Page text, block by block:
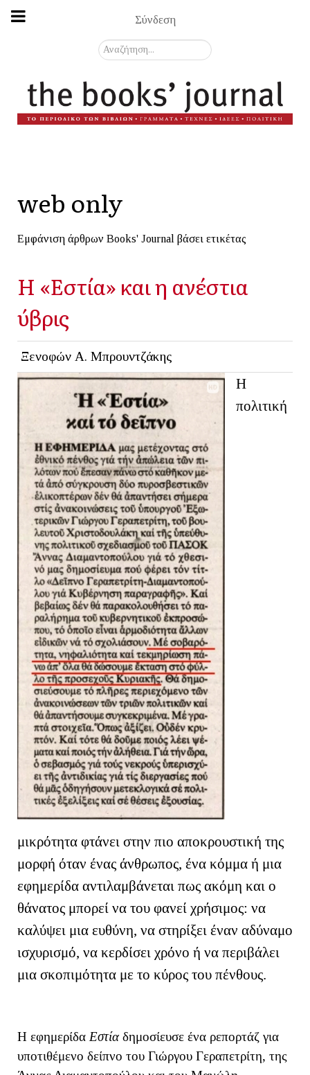
Σύνδεση
Αναζήτηση...
web only
Εμφάνιση άρθρων Books' Journal βάσει ετικέτας
Η «Εστία» και η ανέστια
ύβρις
Ξενοφών Α. Μπρουντζάκης
Η
πολιτική
μικρότητα φτάνει στην πιο αποκρουστική της
μορφή όταν ένας άνθρωπος, ένα κόμμα ή μια
εφημερίδα αντιλαμβάνεται πως ακόμη και ο
θάνατος μπορεί να του φανεί χρήσιμος: να
καλύψει μια ευθύνη, να στηρίξει έναν αδύναμο
ισχυρισμό, να κερδίσει χρόνο ή να περιβάλει
μια σκοπιμότητα με το κύρος του πένθους.
Η εφημερίδα Εστίαδημοσίευσε ένα ρεπορτάζ για
υποτιθέμενο δείπνο του Γιώργου Γεραπετρίτη, της